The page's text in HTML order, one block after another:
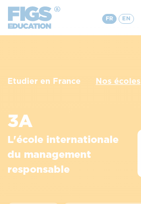
FR EN
Etudier en France Nos écoles
3A
L'école internationale
du management
responsable